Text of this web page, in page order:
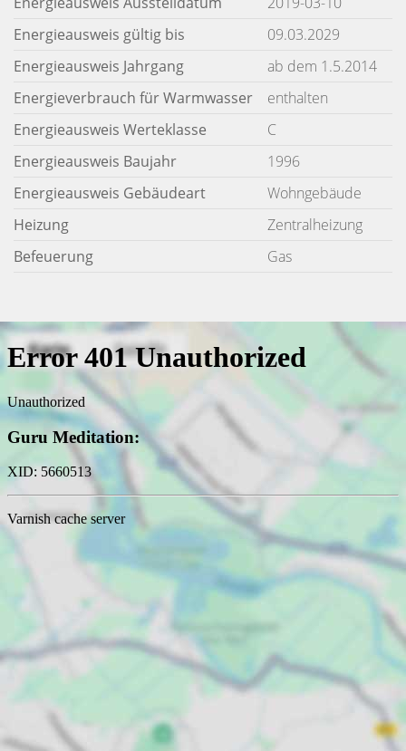
Energieausweis gültig bis
09.03.2029
Energieausweis Jahrgang
ab dem 1.5.2014
Energieverbrauch für Warmwasser
enthalten
Energieausweis Werteklasse
C
Energieausweis Baujahr
1996
Energieausweis Gebäudeart
Wohngebäude
Heizung
Zentralheizung
Befeuerung
Gas